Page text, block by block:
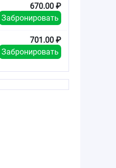
670.00 ₽
Забронировать
701.00 ₽
Забронировать